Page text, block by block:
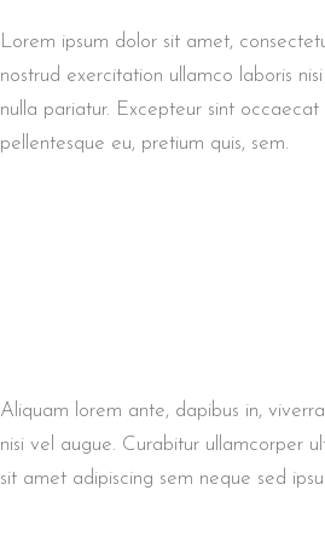
Lorem ipsum dolor sit amet,
nostrud exercitation ullamco laboris
nulla pariatur. Excepteur sint
pellentesque eu, pretium quis, sem.
Aliquam lorem ante, dapibus in,
nisi vel augue. Curabitur ullamcorper
sit amet adipiscing sem neque sed